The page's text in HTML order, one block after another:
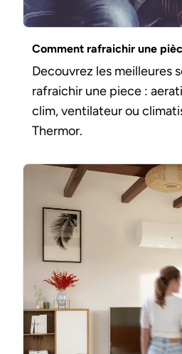
Comment rafraichir une
Decouvrez les meilleures
rafraichir une piece :
clim, ventilateur ou
Thermor.